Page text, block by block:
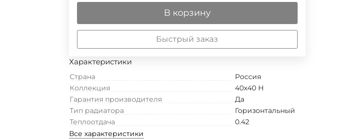
В корзину
Быстрый заказ
Характеристики
Страна
Россия
Коллекция
40x40 H
Гарантия производителя
Да
Тип радиатора
Горизонтальный
Теплоотдача
0.42
Все характеристики